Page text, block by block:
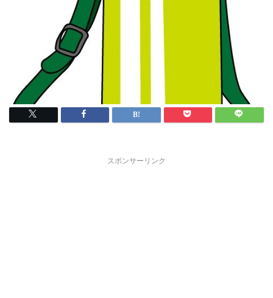
スポンサーリンク